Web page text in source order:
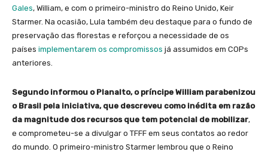
Gales, William, e com o primeiro-ministro do Reino Unido, Keir
Starmer. Na ocasião, Lula também deu destaque para o fundo de
preservação das florestas e reforçou a necessidade de os
países implementarem os compromissos já assumidos em COPs
anteriores.
Segundo informou o Planalto, o príncipe William parabenizou
o Brasil pela iniciativa, que descreveu como inédita em razão
da magnitude dos recursos que tem potencial de mobilizar,
e comprometeu-se a divulgar o TFFF em seus contatos ao redor
do mundo. O primeiro-ministro Starmer lembrou que o Reino